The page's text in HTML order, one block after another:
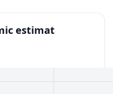
estimat